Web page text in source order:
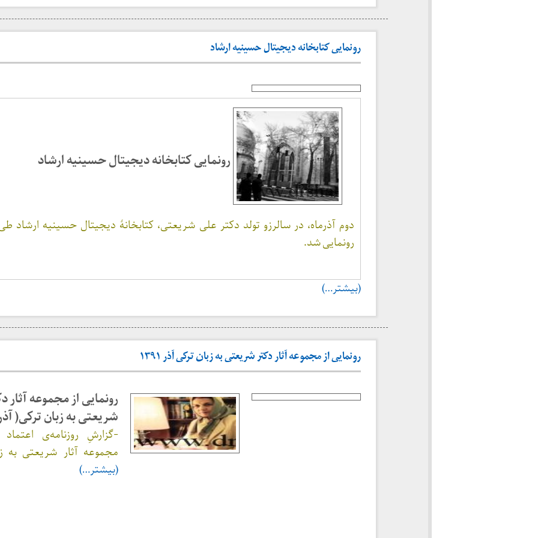
رونمایی کتابخانه دیجیتال حسینیه ارشاد
رونمایی کتابخانه دیجیتال حسینیه ارشاد
دوم آذرماه، در سالرزو تولد دکتر علی شریعتی، کتابخانهٔ دیجیتال حسینیه ارشاد
رونمایی شد.
(بیشتر…)
رونمایی از مجموعه آثار دکتر شریعتی به زبان ترکی آذر ۱۳۹۱
رونمایی از مجموعه آثار
شریعتی به زبان ترکی( آذر
-گزارشِ روزنامه‌ی اعتماد
مجموعه آثار شریعتی به
(بیشتر…)